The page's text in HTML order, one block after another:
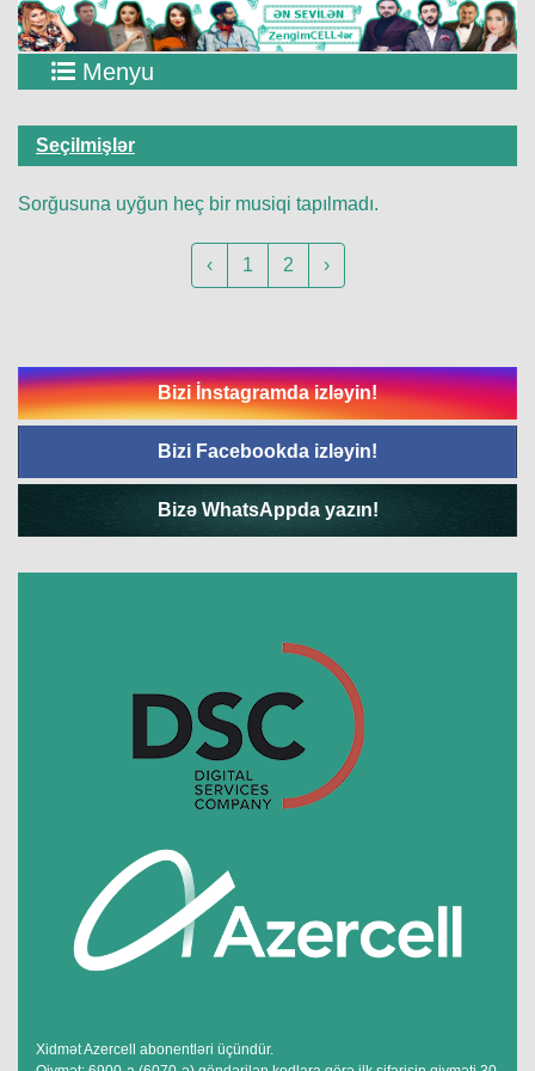
Menyu
Seçilmişlər
Sorğusuna uyğun heç bir musiqi tapılmadı.
‹ 1 2 ›
Bizi İnstagramda izləyin!
Bizi Facebookda izləyin!
Bizə WhatsAppda yazın!
Xidmət Azercell abonentləri üçündür.